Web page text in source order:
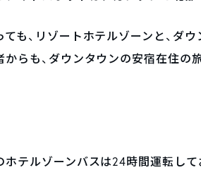
も、リゾートホテルゾーンと、ダ
からも、ダウンタウンの安宿在住
ホテルゾーンバスは24時間運転して